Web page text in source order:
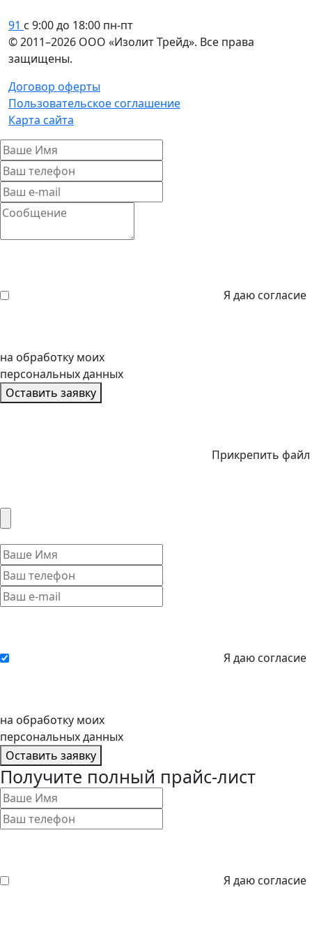
91 с 9:00 до 18:00 пн-пт
© 2011–2026 ООО «Изолит Трейд». Все права
защищены.
Договор оферты
Пользовательское соглашение
Карта сайта
Я даю согласие
на обработку моих
персональных данных
Оставить заявку
Прикрепить файл
Я даю согласие
на обработку моих
персональных данных
Оставить заявку
Получите полный прайс-лист
Я даю согласие